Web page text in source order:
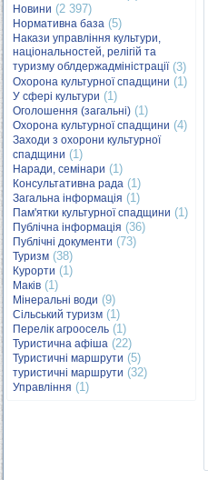
Новини (2 397)
Нормативна база (5)
Накази управління культури,
національностей, релігій та
туризму облдержадміністрації(3)
Охорона культурної спадщини (1)
У сфері культури (1)
Оголошення (загальні) (1)
Охорона культурної спадщини (4)
Заходи з охорони культурної
спадщини (1)
Наради, семінари (1)
Консультативна рада (1)
Загальна інформація (1)
Пам'ятки культурної спадщини (1)
Публічна інформація (36)
Публічні документи (73)
Туризм (38)
Курорти (1)
Маків (1)
Мінеральні води (9)
Сільський туризм (1)
Перелік агроосель (1)
Туристична афіша (22)
Туристичні маршрути (5)
туристичні маршрути (32)
Управління (1)